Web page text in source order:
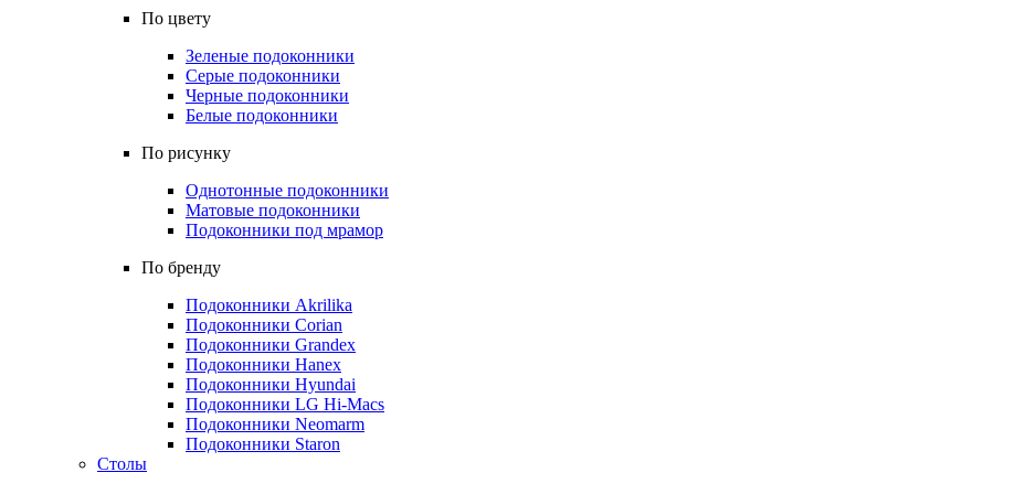
По цвету
Зеленые подоконники
Серые подоконники
Черные подоконники
Белые подоконники
По рисунку
Однотонные подоконники
Матовые подоконники
Подоконники под мрамор
По бренду
Подоконники Akrilika
Подоконники Corian
Подоконники Grandex
Подоконники Hanex
Подоконники Hyundai
Подоконники LG Hi-Macs
Подоконники Neomarm
Подоконники Staron
Столы